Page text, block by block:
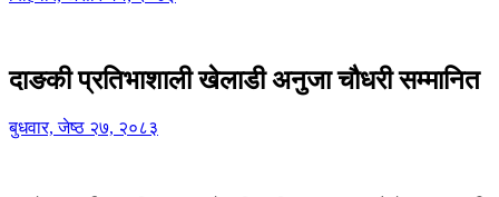
दाङकी प्रतिभाशाली खेलाडी अनुजा चौधरी सम्मानित
बुधवार, जेष्ठ २७, २०८३